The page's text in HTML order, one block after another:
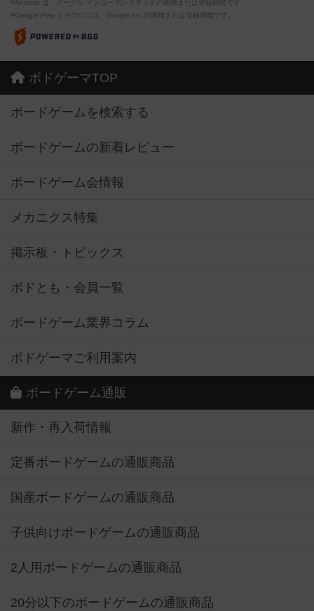
※Android は、グーグル インコーポレイテッドの商標または登録商標です。
※Google Play とそのロゴは、Google Inc.の商標または登録商標です。
ボドゲーマTOP
ボードゲームを検索する
ボードゲームの新着レビュー
ボードゲーム会情報
メカニクス特集
掲示板・トピックス
ボドとも・会員一覧
ボードゲーム業界コラム
ボドゲーマご利用案内
ボードゲーム通販
新作・再入荷情報
定番ボードゲームの通販商品
国産ボードゲームの通販商品
子供向けボードゲームの通販商品
2人用ボードゲームの通販商品
20分以下のボードゲームの通販商品